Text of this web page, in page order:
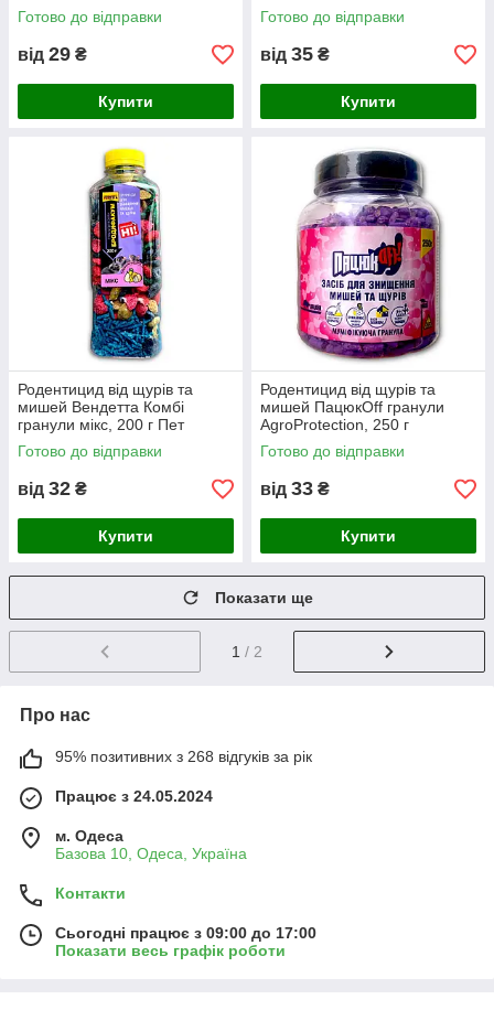
Готово до відправки
від 29 ₴
Купити
Готово до відправки
від 35 ₴
Купити
Родентицид від щурів та
мишей Вендетта Комбі
гранули мікс, 200 г Пет
Готово до відправки
від 32 ₴
Купити
Родентицид від щурів та
мишей ПацюкOff гранули
AgroProtection, 250 г
Готово до відправки
від 33 ₴
Купити
Показати ще
1 / 2
Про нас
95% позитивних з 268 відгуків за рік
Працює з 24.05.2024
м. Одеса
Базова 10, Одеса, Україна
Контакти
Сьогодні працює з 09:00 до 17:00
Показати весь графік роботи